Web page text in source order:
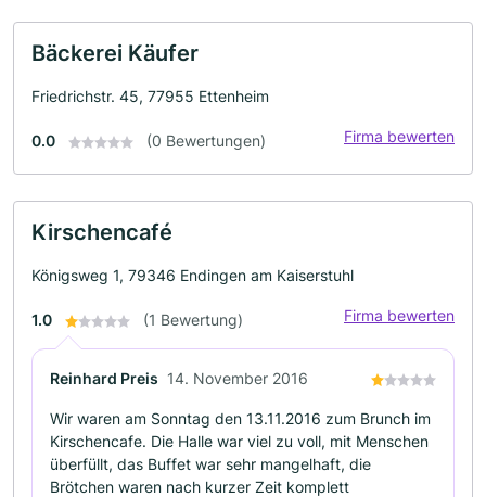
Bäckerei Käufer
Friedrichstr. 45, 77955 Ettenheim
0.0 (0 Bewertungen) Firma bewerten
Kirschencafé
Königsweg 1, 79346 Endingen am Kaiserstuhl
1.0 (1 Bewertung) Firma bewerten
Reinhard Preis 14. November 2016
Wir waren am Sonntag den 13.11.2016 zum Brunch im
Kirschencafe. Die Halle war viel zu voll, mit Menschen
überfüllt, das Buffet war sehr mangelhaft, die
Brötchen waren nach kurzer Zeit komplett